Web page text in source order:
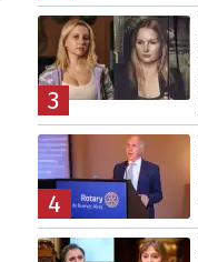
3
4